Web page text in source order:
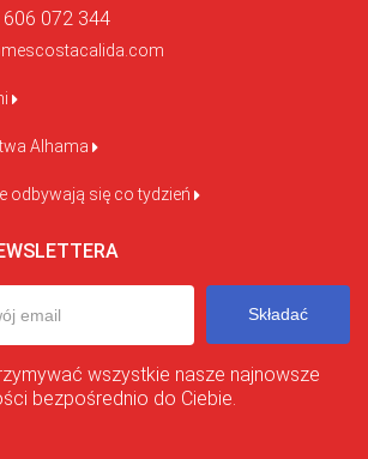
072 344
Alhama
odbywają się co tydzień
Składać
wszystkie nasze najnowsze
bezpośrednio do Ciebie.